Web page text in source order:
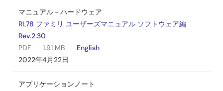
マニュアル－ハードウェア
RL78 ファミリ ユーザーズマニュアル ソフトウェア編
Rev.2.30
PDF
1.91 MB
English
2022年4月22日
アプリケーションノート